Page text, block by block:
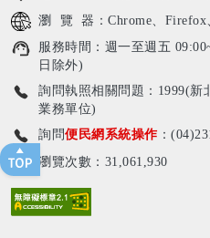
瀏 覽 器：Chrome、Firefox
服務時間：週一至週五
日除外)
詢問執照相關問題：1999(新
業務單位)
詢問便民網系統操作 ：
瀏覽次數：31,061,930